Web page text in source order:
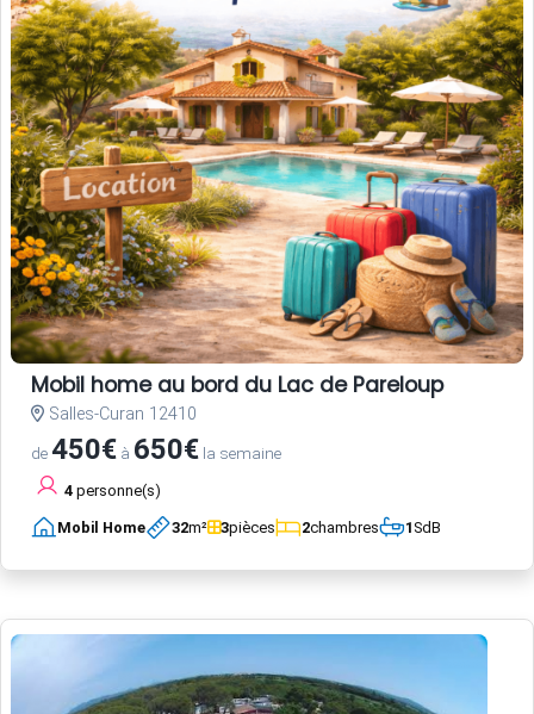
Mobil home au bord du Lac de Pareloup
Salles-Curan 12410
de450€ à 650€ la semaine
4 personne(s)
Mobil Home 32m² 3pièces 2chambres 1SdB